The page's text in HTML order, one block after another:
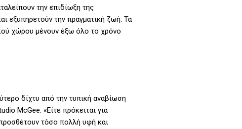
την επιδίωξη της
εξυπηρετούν την πραγματική ζωή. Τα
χώρου μένουν έξω όλο το χρόνο
δίχτυ από την τυπική αναβίωση
McGee. «Είτε πρόκειται για
τόσο πολλή υφή και